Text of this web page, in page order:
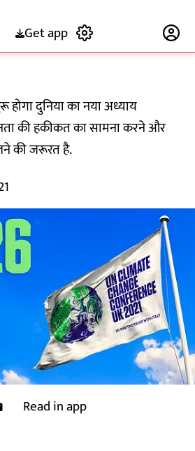
Get app
दुनिया का नया अध्याय
की हकीकत का सामना करने और
की जरूरत है.
Read in app